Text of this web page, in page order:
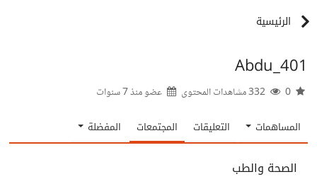
الرئيسية
Abdu_401
عضو منذ7 سنوات
المساهمات التعليقات المجتمعات المفضلة
الصحة والطب